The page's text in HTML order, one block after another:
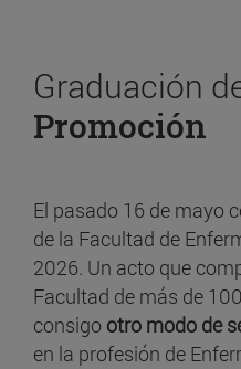
Graduación
Promoción
El pasado 16 de mayo
de la Facultad de
2026. Un acto que
Facultad de más de
consigo otro modo de
en la profesión de